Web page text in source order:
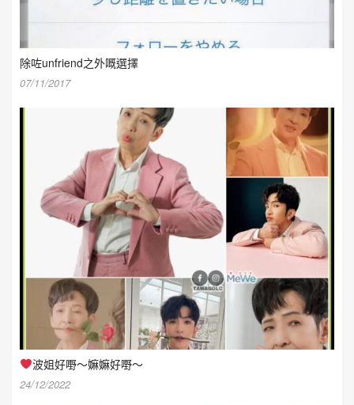
除咗unfriend之外嘅選擇
07/11/2017
波姐好嘢～嫲嫲好嘢～
24/12/2022